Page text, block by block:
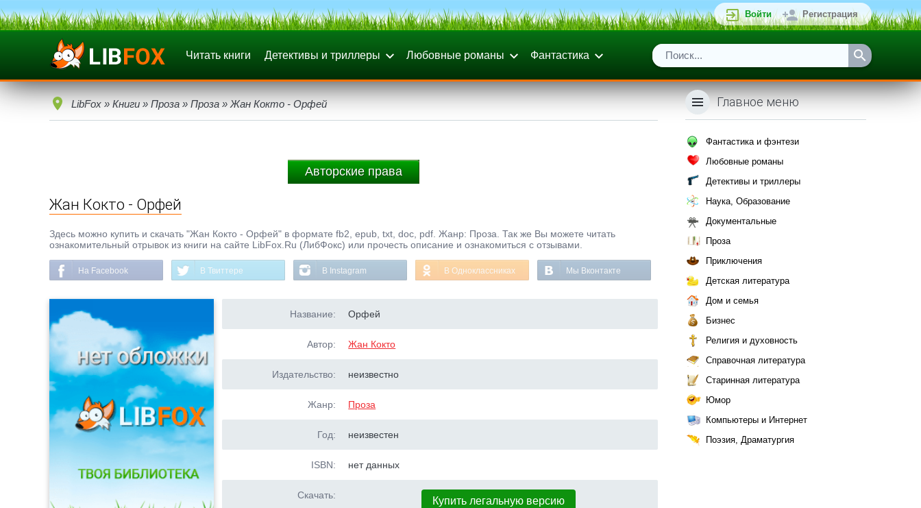
Войти Регистрация
Читать книги Детективы и триллеры Любовные романы Фантастика
LibFox » Книги » Проза » Проза » Жан Кокто - Орфей
Авторские права
Жан Кокто - Орфей
Здесь можно купить и скачать "Жан Кокто - Орфей" в формате fb2, epub, txt, doc, pdf. Жанр: Проза. Так же Вы можете читать
ознакомительный отрывок из книги на сайте LibFox.Ru (ЛибФокс) или прочесть описание и ознакомиться с отзывами.
На Facebook В Твиттере В Instagram В Одноклассниках Мы Вконтакте
Название: Орфей
Автор: Жан Кокто
Издательство: неизвестно
Жанр: Проза
Год: неизвестен
ISBN: нет данных
Скачать: Купить легальную версию
Главное меню
Фантастика и фэнтези
Любовные романы
Детективы и триллеры
Наука, Образование
Документальные
Проза
Приключения
Детская литература
Дом и семья
Бизнес
Религия и духовность
Справочная литература
Старинная литература
Юмор
Компьютеры и Интернет
Поэзия, Драматургия